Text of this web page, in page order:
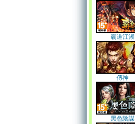
霸道江湖
傳神
黑色陰謀